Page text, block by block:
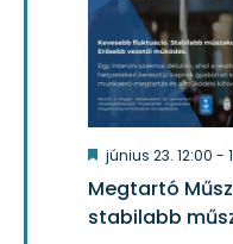
Megtartó
stabilabb
Kiemelt
június 23. 12:00 -